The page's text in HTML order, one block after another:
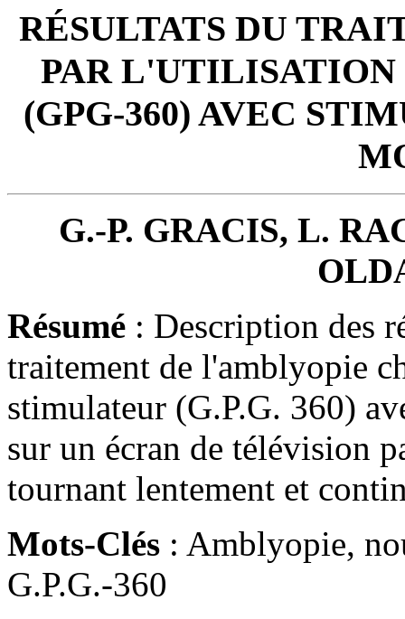
RÉSULTATS DU
PAR L'UTILISATION
(GPG-360) AVEC
G.-P. GRACIS, L.
Résumé : Description des
traitement de l'amblyopie
stimulateur (G.P.G. 360)
sur un écran de télévision
tournant lentement et
Mots-Clés : Amblyopie,
G.P.G.-360